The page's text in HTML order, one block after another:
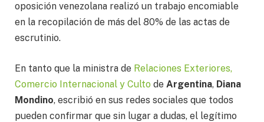
oposición venezolana realizó un trabajo encomiable
en la recopilación de más del 80% de las actas de
escrutinio.
En tanto que la ministra de Relaciones Exteriores,
Comercio Internacional y Culto de Argentina, Diana
Mondino, escribió en sus redes sociales que todos
pueden confirmar que sin lugar a dudas, el legítimo